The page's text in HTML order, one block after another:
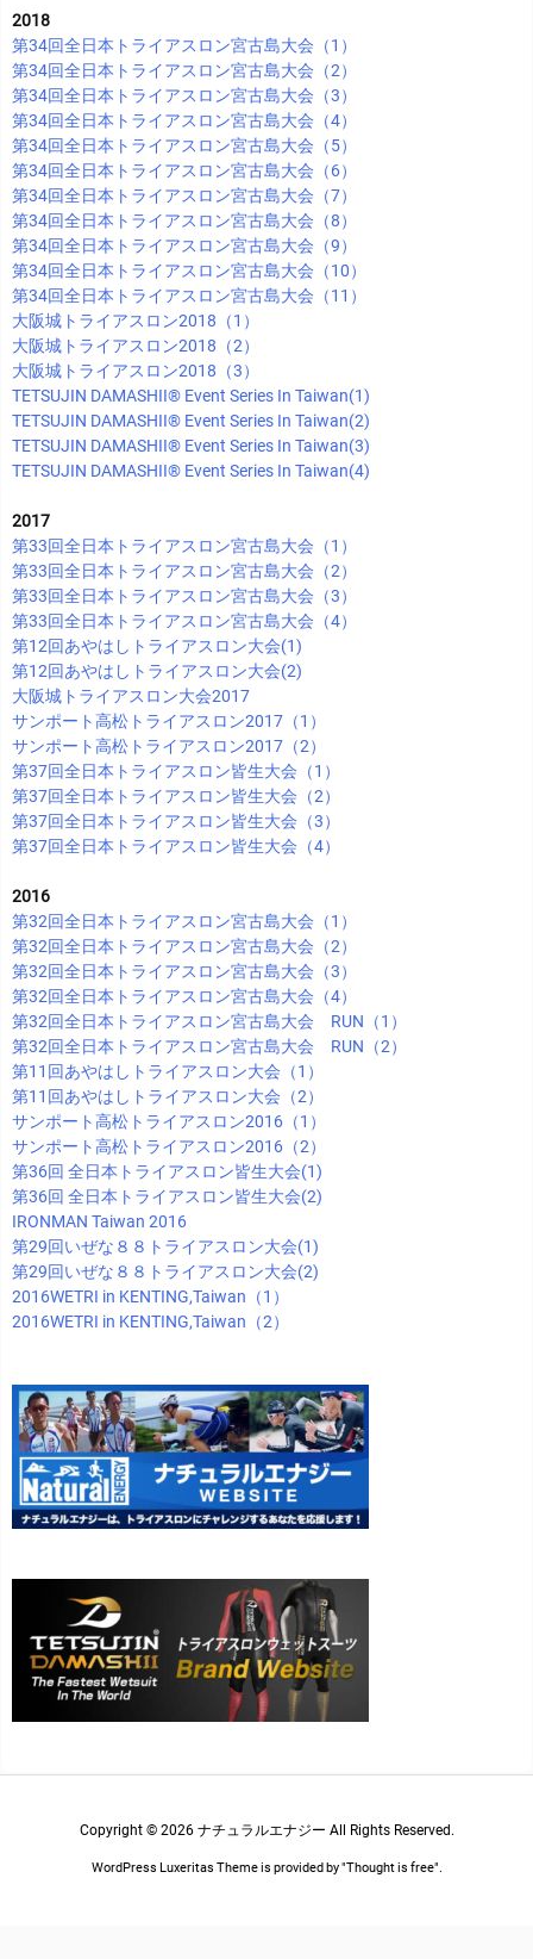
2018
第34回全日本トライアスロン宮古島大会（1）
第34回全日本トライアスロン宮古島大会（2）
第34回全日本トライアスロン宮古島大会（3）
第34回全日本トライアスロン宮古島大会（4）
第34回全日本トライアスロン宮古島大会（5）
第34回全日本トライアスロン宮古島大会（6）
第34回全日本トライアスロン宮古島大会（7）
第34回全日本トライアスロン宮古島大会（8）
第34回全日本トライアスロン宮古島大会（9）
第34回全日本トライアスロン宮古島大会（10）
第34回全日本トライアスロン宮古島大会（11）
大阪城トライアスロン2018（1）
大阪城トライアスロン2018（2）
大阪城トライアスロン2018（3）
TETSUJIN DAMASHII®︎ Event Series In Taiwan(1)
TETSUJIN DAMASHII®︎ Event Series In Taiwan(2)
TETSUJIN DAMASHII®︎ Event Series In Taiwan(3)
TETSUJIN DAMASHII®︎ Event Series In Taiwan(4)
2017
第33回全日本トライアスロン宮古島大会（1）
第33回全日本トライアスロン宮古島大会（2）
第33回全日本トライアスロン宮古島大会（3）
第33回全日本トライアスロン宮古島大会（4）
第12回あやはしトライアスロン大会(1)
第12回あやはしトライアスロン大会(2)
大阪城トライアスロン大会2017
サンポート高松トライアスロン2017（1）
サンポート高松トライアスロン2017（2）
第37回全日本トライアスロン皆生大会（1）
第37回全日本トライアスロン皆生大会（2）
第37回全日本トライアスロン皆生大会（3）
第37回全日本トライアスロン皆生大会（4）
2016
第32回全日本トライアスロン宮古島大会（1）
第32回全日本トライアスロン宮古島大会（2）
第32回全日本トライアスロン宮古島大会（3）
第32回全日本トライアスロン宮古島大会（4）
第32回全日本トライアスロン宮古島大会 RUN（1）
第32回全日本トライアスロン宮古島大会 RUN（2）
第11回あやはしトライアスロン大会（1）
第11回あやはしトライアスロン大会（2）
サンポート高松トライアスロン2016（1）
サンポート高松トライアスロン2016（2）
第36回 全日本トライアスロン皆生大会(1)
第36回 全日本トライアスロン皆生大会(2)
IRONMAN Taiwan 2016
第29回いぜな８８トライアスロン大会(1)
第29回いぜな８８トライアスロン大会(2)
2016WETRI in KENTING,Taiwan（1）
2016WETRI in KENTING,Taiwan（2）
Copyright © 2026 ナチュラルエナジー All Rights Reserved.
WordPress Luxeritas Theme is provided by "Thought is free".